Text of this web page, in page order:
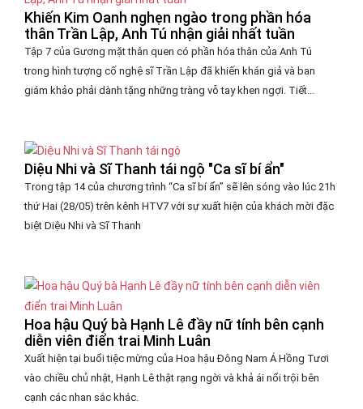
Khiến Kim Oanh nghẹn ngào trong phần hóa
thân Trần Lập, Anh Tú nhận giải nhất tuần
Tập 7 của Gương mặt thân quen có phần hóa thân của Anh Tú
trong hình tượng cố nghệ sĩ Trần Lập đã khiến khán giả và ban
giám khảo phải dành tặng những tràng vỗ tay khen ngợi. Tiết...
Diệu Nhi và Sĩ Thanh tái ngộ "Ca sĩ bí ẩn"
Trong tập 14 của chương trình “Ca sĩ bí ẩn” sẽ lên sóng vào lúc 21h
thứ Hai (28/05) trên kênh HTV7 với sự xuất hiện của khách mời đặc
biệt Diệu Nhi và Sĩ Thanh
Hoa hậu Quý bà Hạnh Lê đầy nữ tính bên cạnh
diễn viên điển trai Minh Luân
Xuất hiện tại buổi tiệc mừng của Hoa hậu Đông Nam Á Hồng Tươi
vào chiều chủ nhật, Hạnh Lê thật rạng ngời và khả ái nổi trội bên
cạnh các nhan sắc khác.